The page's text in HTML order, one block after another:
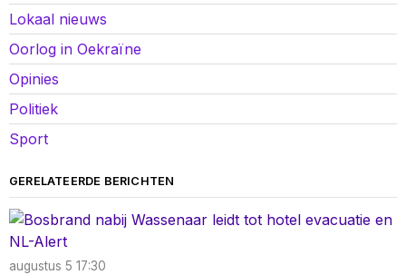
Lokaal nieuws
Oorlog in Oekraïne
Opinies
Politiek
Sport
GERELATEERDE BERICHTEN
augustus 5 17:30